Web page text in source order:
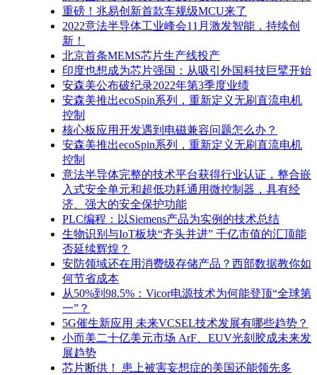
重磅！兆易创新首款车规级MCU来了
2022意法半导体工业峰会11月激发智能，持续创
新！
北京首条MEMS芯片生产线投产
印度也想成为芯片强国：从吸引外国科技巨擘开始
安森美公布破纪录2022年第3季度业绩
安森美推出ecoSpin系列，重新定义无刷直流电机
控制
核心板应用开发遇到电磁兼容问题怎么办？
安森美推出ecoSpin系列，重新定义无刷直流电机
控制
意法半导体完整的技术平台获得行业认证，整合嵌
入式安全单元和超低功耗通用微控制器，具有经
济、强大的安全保护功能
PLC编程：以Siemens产品为实例的技术总结
生物识别与IoT板块“齐头并进” 千亿市值的汇顶能
否延续辉煌？
安防领域还在用消费级存储产品？西部数据教你如
何节省成本
从50%到98.5%：Vicor电源技术为何能登顶“全球第
一”？
5G催生新应用 未来VCSEL技术发展有哪些趋势？
小而美二十亿美元市场 ArF、EUV光刻胶成未来发
展趋势
芯片断供！ 患上被害妄想症的美国还能领先多